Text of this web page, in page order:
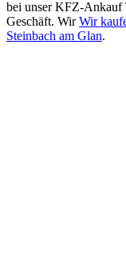
bei unser KFZ-Ankauf
Geschäft. WirWir
Steinbach am Glan.